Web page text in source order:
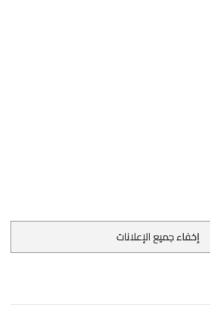
إخفاء جميع الإعلانات